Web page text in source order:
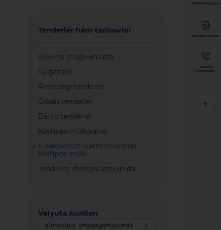
Tenderler hám tańlawlar
Uliwma maǵlıwmatlar
Daǵazalar
Ámeldegi tenderler
Ótken tenderler
Barlıq tenderler
Kóshpes múlk satıw
E-auksion.uz auktsionlarında
kóshpes múlk
Tenderler etender.uzex.uz da
Valyuta kursları
almaslaw shaqapshasında
Antikorrupsiya
Múrájat jiberiw
Isenim
telefonları